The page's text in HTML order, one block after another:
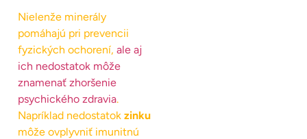
Nielenže minerály
pomáhajú pri prevencii
fyzických ochorení, ale aj
ich nedostatok môže
znamenať zhoršenie
psychického zdravia.
Napríklad nedostatok zinku
môže ovplyvniť imunitnú